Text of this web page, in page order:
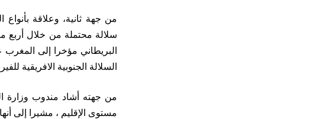
من جهة ثانية، وعلاقة
سلالة محتملة من خلال أربع
البريطاني مؤخرا إلى
السلالة الجنوبية الافريقية
من جهته أشاد مندوب وزارة
مستوى الإقليم ، مشيرا إلى أنها تجاوزت 20 ألف حالة